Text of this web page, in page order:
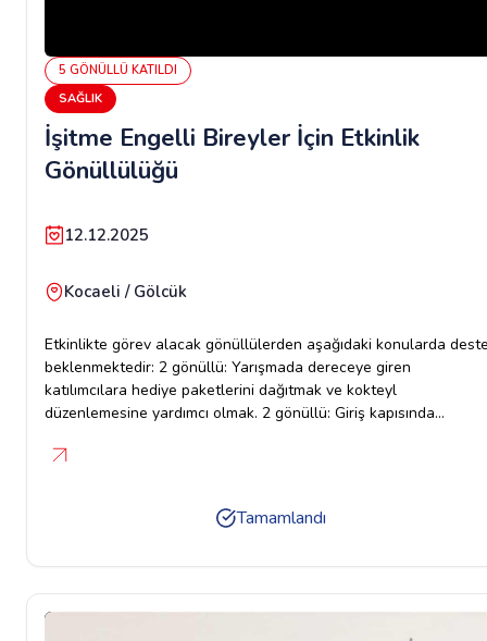
5 GÖNÜLLÜ KATILDI
SAĞLIK
İşitme Engelli Bireyler İçin Etkinlik
Gönüllülüğü
12.12.2025
Kocaeli / Gölcük
Etkinlikte görev alacak gönüllülerden aşağıdaki konularda
beklenmektedir: 2 gönüllü: Yarışmada dereceye giren
katılımcılara hediye paketlerini dağıtmak ve kokteyl
düzenlemesine yardımcı olmak. 2 gönüllü: Giriş kapısında
sanatları atölyesinde kullanılacak malzemelerin düzenlenmesi
bireylerin toplumda daha aktif ve görünür olması için
bu etkinlikte gönüllülerimizin desteği çok kıymetlidir.Ulaşım
sağlayabilirler. Sadece Kadın Gönüllülerimiz katılım sağlayabilir
Tamamlandı